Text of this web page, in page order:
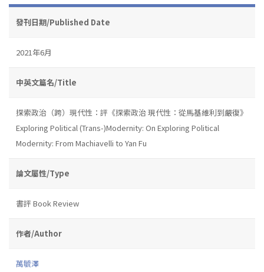
發刊日期/Published Date
2021年6月
中英文篇名/Title
探索政治（跨）現代性：評《探索政治 現代性：從馬基維利到嚴復》
Exploring Political (Trans-)Modernity: On Exploring Political
Modernity: From Machiavelli to Yan Fu
論文屬性/Type
書評 Book Review
作者/Author
萬毓澤